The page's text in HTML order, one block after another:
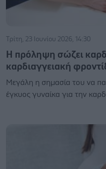
Τρίτη, 23 Ιουνίου 2026, 14:30
Η πρόληψη σώζει
καρδιαγγειακή
Μεγάλη η σημασία του να
έγκυος γυναίκα για την